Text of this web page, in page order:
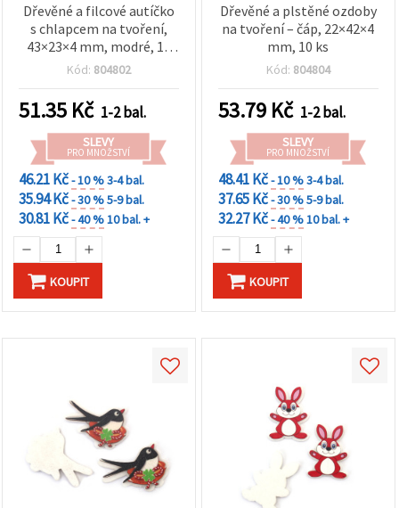
Dřevěné a filcové autíčko
s chlapcem na tvoření,
43×23×4 mm, modré, 10
ks
Kód: 804802
51.35 Kč 1-2 bal.
SLEVY
PRO MNOŽSTVÍ
46.21 Kč- 10 %3-4 bal.
35.94 Kč- 30 %5-9 bal.
30.81 Kč- 40 %10 bal. +
KOUPIT
Dřevěné a plstěné ozdoby
na tvoření – čáp, 22×42×4
mm, 10 ks
Kód: 804804
53.79 Kč 1-2 bal.
SLEVY
PRO MNOŽSTVÍ
48.41 Kč- 10 %3-4 bal.
37.65 Kč- 30 %5-9 bal.
32.27 Kč- 40 %10 bal. +
KOUPIT